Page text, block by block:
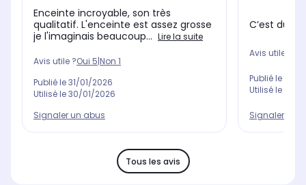
Enceinte incroyable, son très
qualitatif. L'enceinte est assez grosse
je l'imaginais beaucoup... Lire la suite
Avis utile ?Oui 5|Non 1
Publié le31/01/2026
Utilisé le30/01/2026
Signaler un abus
C’est du
Avis utile ?
Publié le
Utilisé le
Signaler un
Tous les avis